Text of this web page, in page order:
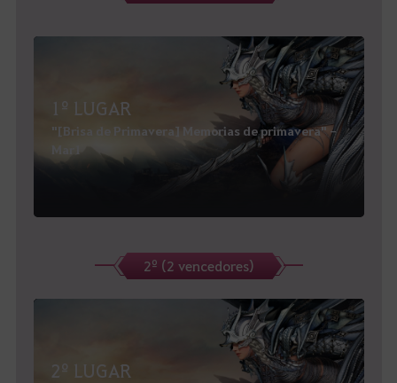
1º LUGAR
"[Brisa de Primavera] Memorias de primavera" -
2º (2 vencedores)
2º LUGAR